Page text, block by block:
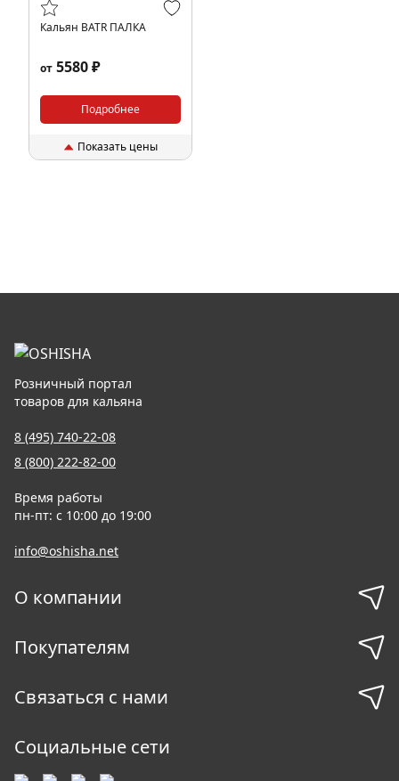
Кальян BATR ПАЛКА
от 5580 ₽
Подробнее
Показать цены
Розничный портал
товаров для кальяна
8 (495) 740-22-08
8 (800) 222-82-00
Время работы
пн-пт: с 10:00 до 19:00
info@oshisha.net
О компании
Покупателям
Связаться с нами
Социальные сети